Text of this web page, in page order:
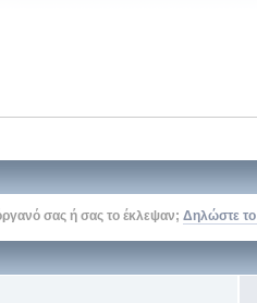
στοfacebook, στοtwitter, και στο